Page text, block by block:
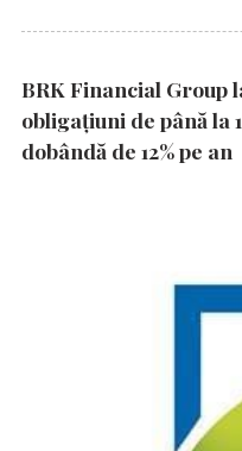
BRK Financial Group
obligațiuni de până la
dobândă de 12% pe an